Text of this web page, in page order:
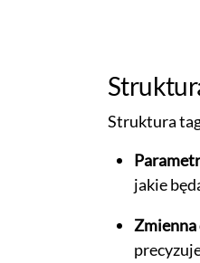
Struktura
jakie
Zmienna